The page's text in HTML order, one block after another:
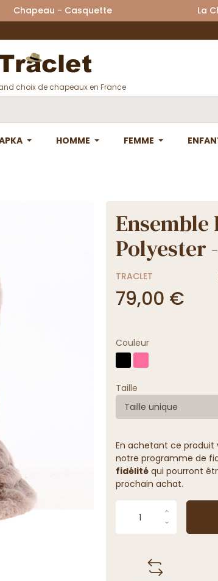
Chapeau - Casquette La
choix de chapeaux en France
HOMME FEMME
Ensemble
Polyester
TRACLET
79,00 €
Couleur
Taille
Taille unique
En achetant ce produit
notre programme de
fidélitéqui pourront
prochain achat.